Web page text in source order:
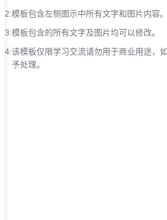
2:模板包含左侧图示中所有文字和图片内容。
3:模板包含的所有文字及图片均可以修改。
4:该模板仅限学习交流请勿用于商业用途，
予处理。